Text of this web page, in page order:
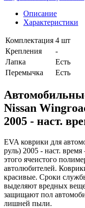
Описание
Характеристики
Комплектация 4 шт
Крепления
-
Лапка
Есть
Перемычка
Есть
Nissan
2005 - наст.
EVA коврики для
руль) 2005 - наст.
этого ячеистого
автолюбителей.
красивые. Сроки
выделяют вредных
защищают пол
лишней пыли.